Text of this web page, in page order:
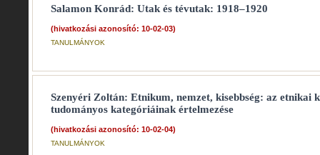
Salamon Konrád: Utak és tévutak: 1918–1920
(hivatkozási azonosító: 10-02-03)
TANULMÁNYOK
Szenyéri Zoltán: Etnikum, nemzet, kisebbség: az etnikai
tudományos kategóriáinak értelmezése
(hivatkozási azonosító: 10-02-04)
TANULMÁNYOK